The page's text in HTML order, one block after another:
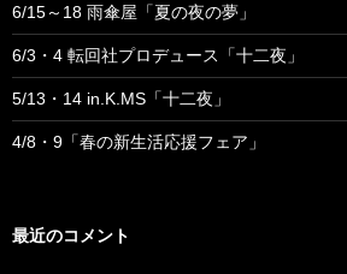
6/15～18 雨傘屋「夏の夜の夢」
6/3・4 転回社プロデュース「十二夜」
5/13・14 in.K.MS「十二夜」
4/8・9「春の新生活応援フェア」
最近のコメント